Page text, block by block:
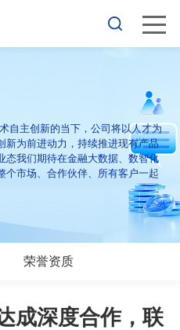
自主创新的当下，公司将以人才为
新为前进动力，持续推进现有产品
态我们期待在金融大数据、数智化
个市场、合作伙伴、所有客户一起
荣誉资质
成深度合作，联